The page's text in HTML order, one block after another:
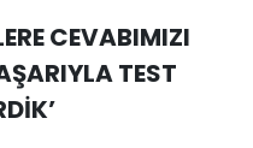
CEVABIMIZI
TEST